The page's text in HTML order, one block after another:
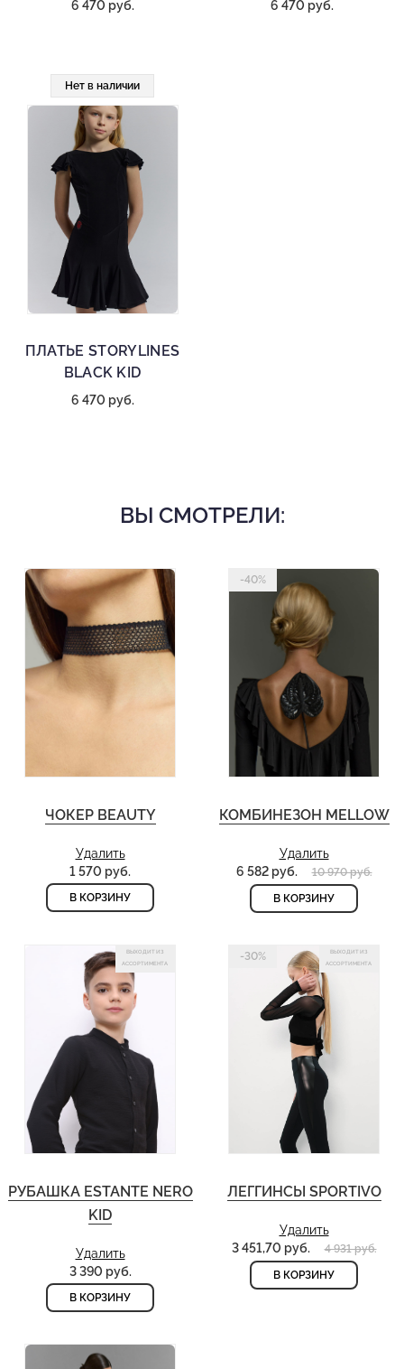
6 470 руб.
Нет в наличии
6 470 руб.
ПЛАТЬЕ STORYLINES
BLACK KID
6 470 руб.
ВЫ СМОТРЕЛИ:
ЧОКЕР BEAUTY
Удалить
1 570 руб.
В КОРЗИНУ
-40%
КОМБИНЕЗОН MELLOW
Удалить
6 582 руб.
10 970 руб.
В КОРЗИНУ
ВЫХОДИТ ИЗ
АССОРТИМЕНТА
РУБАШКА ESTANTE NERO
KID
Удалить
3 390 руб.
В КОРЗИНУ
ВЫХОДИТ ИЗ
АССОРТИМЕНТА
-30%
ЛЕГГИНСЫ SPORTIVO
Удалить
3 451,70 руб.
4 931 руб.
В КОРЗИНУ